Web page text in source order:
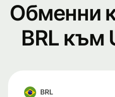
Обменни
BRL към
BRL